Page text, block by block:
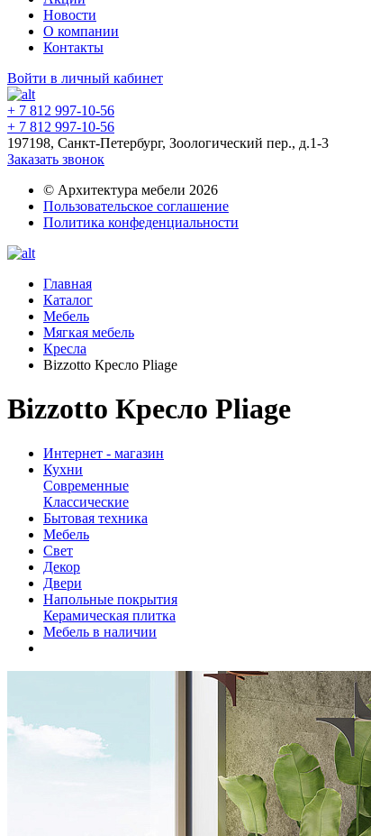
Новости
О компании
Контакты
Войти в личный кабинет
+ 7 812 997-10-56
+ 7 812 997-10-56
197198, Санкт-Петербург, Зоологический пер., д.1-3
Заказать звонок
© Архитектура мебели 2026
Пользовательское соглашение
Политика конфеденциальности
Главная
Каталог
Мебель
Мягкая мебель
Кресла
Bizzotto Кресло Pliage
Bizzotto Кресло Pliage
Интернет - магазин
Кухни
Современные
Классические
Бытовая техника
Мебель
Свет
Декор
Двери
Напольные покрытия
Керамическая плитка
Мебель в наличии